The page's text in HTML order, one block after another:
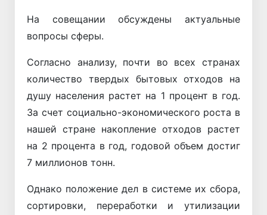
На совещании обсуждены актуальные
вопросы сферы.
Согласно анализу, почти во всех странах
количество твердых бытовых отходов на
душу населения растет на 1 процент в год.
За счет социально-экономического роста в
нашей стране накопление отходов растет
на 2 процента в год, годовой объем достиг
7 миллионов тонн.
Однако положение дел в системе их сбора,
сортировки, переработки и утилизации